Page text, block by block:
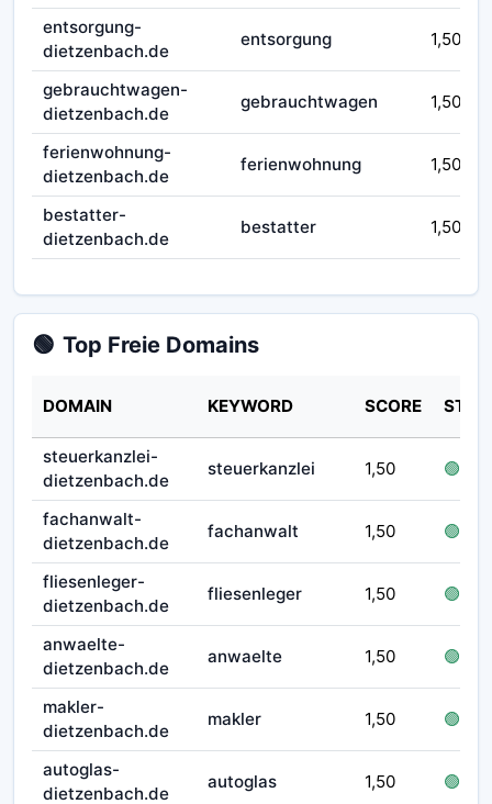
entsorgung-
dietzenbach.de
entsorgung 1,50
gebrauchtwagen-
dietzenbach.de
gebrauchtwagen 1,50
ferienwohnung-
dietzenbach.de
ferienwohnung 1,50
bestatter-
dietzenbach.de
bestatter 1,50
🟢 Top Freie Domains
DOMAIN KEYWORD SCORE
steuerkanzlei-
dietzenbach.de
steuerkanzlei 1,50 🟢 frei
fachanwalt-
dietzenbach.de
fachanwalt 1,50 🟢 frei
fliesenleger-
dietzenbach.de
fliesenleger 1,50 🟢 frei
anwaelte-
dietzenbach.de
anwaelte 1,50 🟢 frei
makler-
dietzenbach.de
makler 1,50 🟢 frei
autoglas-
dietzenbach.de
autoglas 1,50 🟢 frei